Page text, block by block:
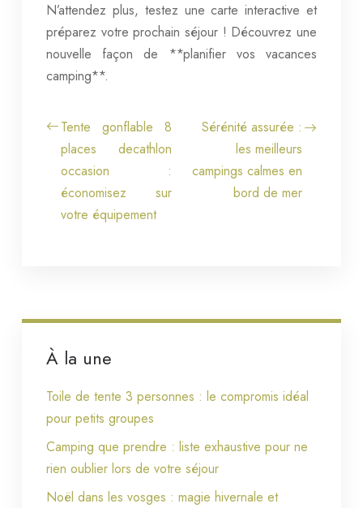
N’attendez plus, testez une carte interactive et
préparez votre prochain séjour ! Découvrez une
nouvelle façon de **planifier vos vacances
camping**.
Tente gonflable 8
places decathlon
occasion :
économisez sur
votre équipement
Sérénité assurée :
les meilleurs
campings calmes en
bord de mer
À la une
Toile de tente 3 personnes : le compromis idéal
pour petits groupes
Camping que prendre : liste exhaustive pour ne
rien oublier lors de votre séjour
Noël dans les vosges : magie hivernale et